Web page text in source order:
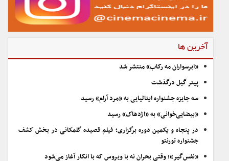
آخرین ها
«ابرسواران مه رکاب» منتشر شد
پیتر گیل درگذشت
سه جایزه جشنواره ایتالیایی به «مرد آرام» رسید
«بیضایی‌خوانی» به «اژدهاک» رسید
در پنجاه و یکمین دوره برگزاری؛ فیلم قصیده گلمکانی در بخش کشف
جشنواره تورنتو
«نفس‌گیر»؛ وقتی بحران نه با ویروس که با انکار آغاز می‌شود